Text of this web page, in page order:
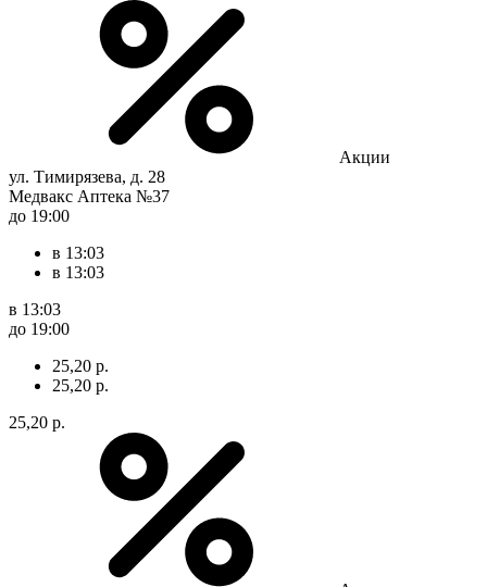
Акции
ул. Тимирязева, д. 28
Медвакс Аптека №37
до 19:00
в 13:03
в 13:03
в 13:03
до 19:00
25,20 р.
25,20 р.
25,20 р.